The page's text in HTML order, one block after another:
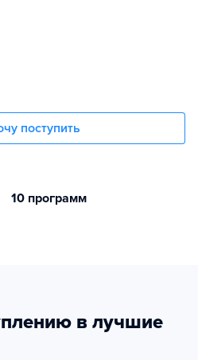
поступить
10 программ
в лучшие